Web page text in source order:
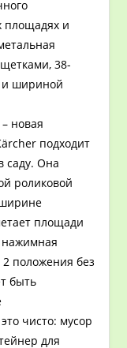
площадях и
38-
и шириной
новая
подходит
саду. Она
роликовой
площади
нажимная
2 положения без
быть
чисто: мусор
для